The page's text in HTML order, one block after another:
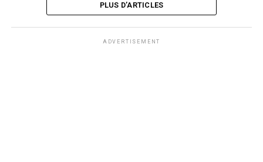
PLUS D’ARTICLES
ADVERTISEMENT